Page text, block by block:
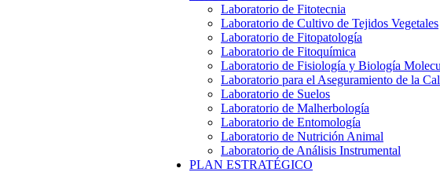
Laboratorio de Fitotecnia
Laboratorio de Cultivo de Tejidos Vegetales
Laboratorio de Fitopatología
Laboratorio de Fitoquímica
Laboratorio de Fisiología y Biología
Laboratorio para el Aseguramiento de la
Laboratorio de Suelos
Laboratorio de Malherbología
Laboratorio de Entomología
Laboratorio de Nutrición Animal
Laboratorio de Análisis Instrumental
PLAN ESTRATÉGICO